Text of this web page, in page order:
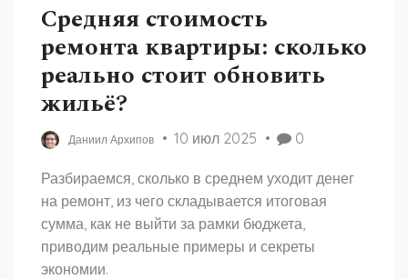
Средняя стоимость
ремонта квартиры: сколько
реально стоит обновить
жильё?
Даниил Архипов 10 июл 2025 0
Разбираемся, сколько в среднем уходит денег
на ремонт, из чего складывается итоговая
сумма, как не выйти за рамки бюджета,
приводим реальные примеры и секреты
экономии.